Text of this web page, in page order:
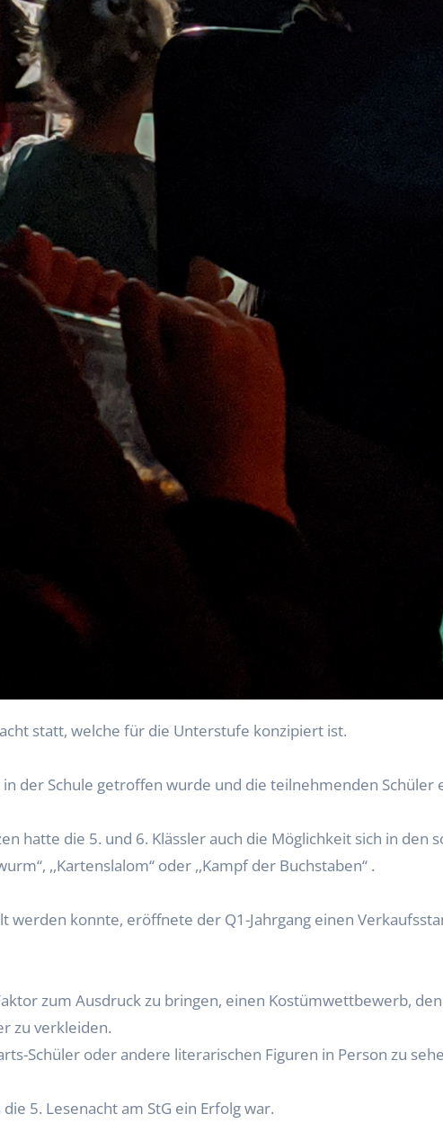
statt, welche für die Unterstufe konzipiert ist.
in der Schule getroffen wurde und die teilnehmenden
hatte die 5. und 6. Klässler auch die Möglichkeit sich in
,,Kartenslalom‘‘ oder ,,Kampf der Buchstaben‘‘ .
werden konnte, eröffnete der Q1-Jahrgang einen
zum Ausdruck zu bringen, einen Kostümwettbewerb,
zu verkleiden.
Schüler oder andere literarischen Figuren in Person zu
5. Lesenacht am StG ein Erfolg war.